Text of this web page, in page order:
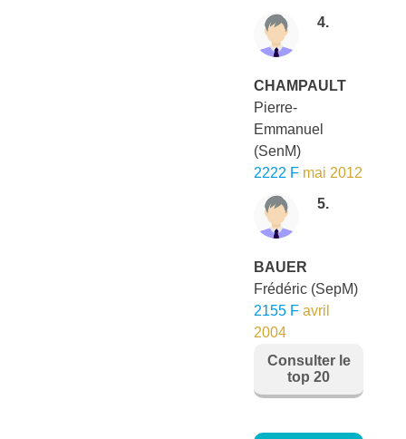
4.
CHAMPAULT
Pierre-
Emmanuel
(SenM)
2222 F mai 2012
5.
BAUER
Frédéric (SepM)
2155 F avril
2004
Consulter le
top 20